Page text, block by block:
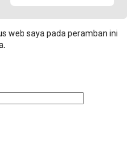
web saya pada peramban ini